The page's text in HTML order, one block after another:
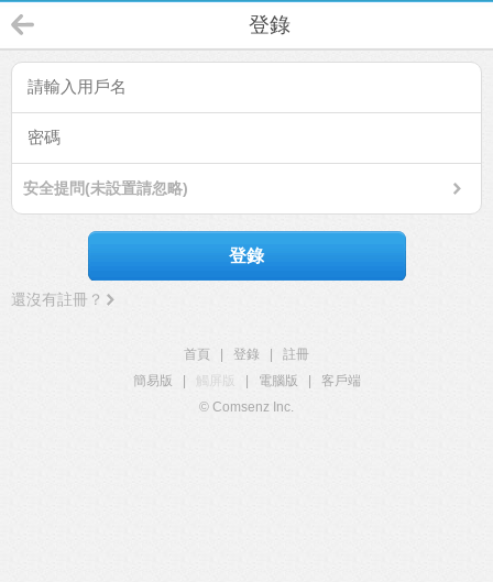
登錄
安全提問(未設置請忽略)
登錄
還沒有註冊？
首頁 登錄
註冊
簡易版
觸屏版 電腦版
客戶端
© Comsenz Inc.